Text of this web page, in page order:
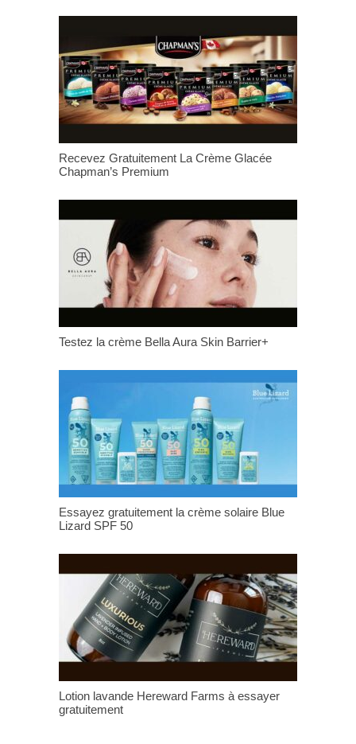
Recevez Gratuitement La Crème Glacée
Chapman’s Premium
Testez la crème Bella Aura Skin Barrier+
Essayez gratuitement la crème solaire Blue
Lizard SPF 50
Lotion lavande Hereward Farms à essayer
gratuitement